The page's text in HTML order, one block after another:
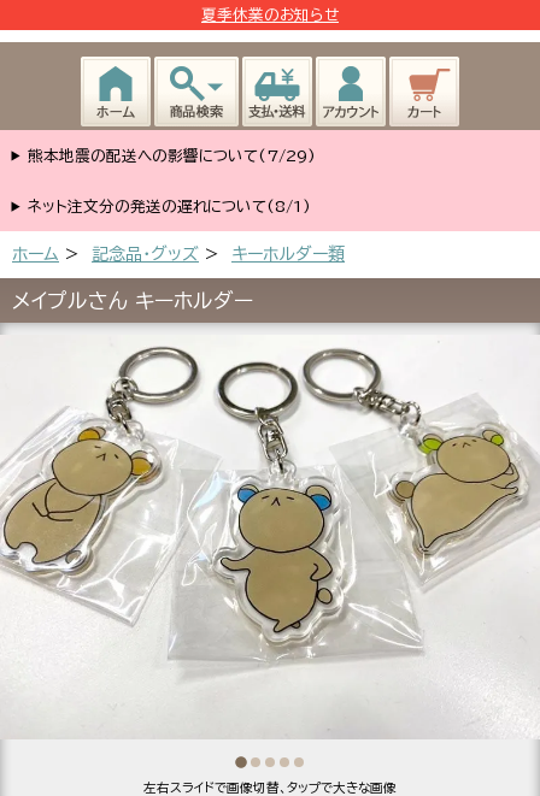
夏季休業のお知らせ
熊本地震の配送への影響について(7/29)
ネット注文分の発送の遅れについて(8/1)
ホーム > 記念品・グッズ > キーホルダー類
メイプルさん キーホルダー
左右スライドで画像切替、タップで大きな画像